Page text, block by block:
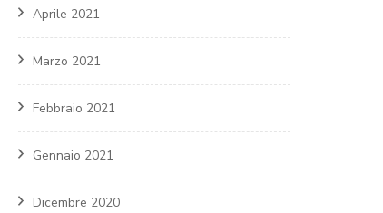
Aprile 2021
Marzo 2021
Febbraio 2021
Gennaio 2021
Dicembre 2020